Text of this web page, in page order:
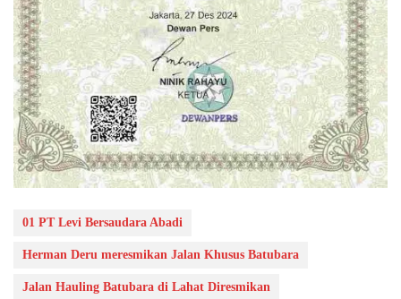
01 PT Levi Bersaudara Abadi
Herman Deru meresmikan Jalan Khusus Batubara
Jalan Hauling Batubara di Lahat Diresmikan